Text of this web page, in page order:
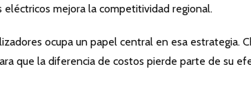
mejora la competitividad regional.
ocupa un papel central en esa estrategia.
que la diferencia de costos pierde parte de su